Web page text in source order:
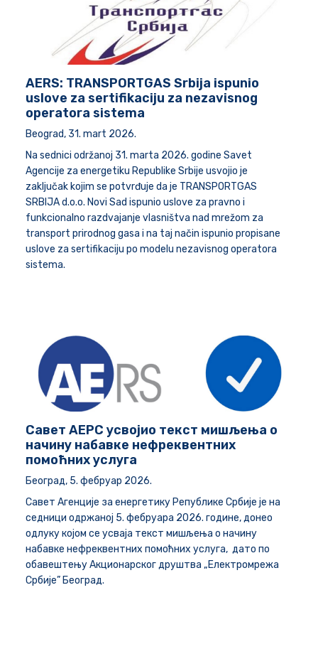
AERS: TRANSPORTGAS Srbija ispunio
uslove za sertifikaciju za nezavisnog
operatora sistema
Beograd, 31. mart 2026.
Na sednici održanoj 31. marta 2026. godine Savet
Agencije za energetiku Republike Srbije usvojio je
zaključak kojim se potvrđuje da je TRANSPORTGAS
SRBIJA d.o.o. Novi Sad ispunio uslove za pravno i
funkcionalno razdvajanje vlasništva nad mrežom za
transport prirodnog gasa i na taj način ispunio propisane
uslove za sertifikaciju po modelu nezavisnog operatora
sistema.
Савет АЕРС усвојио текст мишљења о
начину набавке нефреквентних
помоћних услуга
Београд, 5. фебруар 2026.
Савет Агенције за енергетику Републике Србије је на
седници одржаној 5. фебруара 2026. године, донео
одлуку којом се усваја текст мишљења о начину
набавке нефреквентних помоћних услуга, дато по
обавештењу Акционарског друштва „Електромрежа
Србије” Београд.